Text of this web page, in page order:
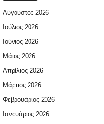
Αύγουστος 2026
Ιούλιος 2026
Ιούνιος 2026
Μάιος 2026
Απρίλιος 2026
Μάρτιος 2026
Φεβρουάριος 2026
Ιανουάριος 2026